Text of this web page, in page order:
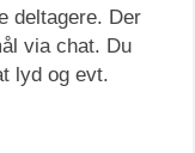
deltagere. Der
via chat. Du
lyd og evt.